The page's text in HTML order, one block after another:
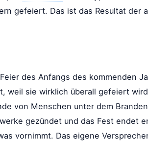
gefeiert. Das ist das Resultat der
des Anfangs des kommenden
weil sie wirklich überall gefeiert
von Menschen unter dem
gezündet und das Fest endet
vornimmt. Das eigene